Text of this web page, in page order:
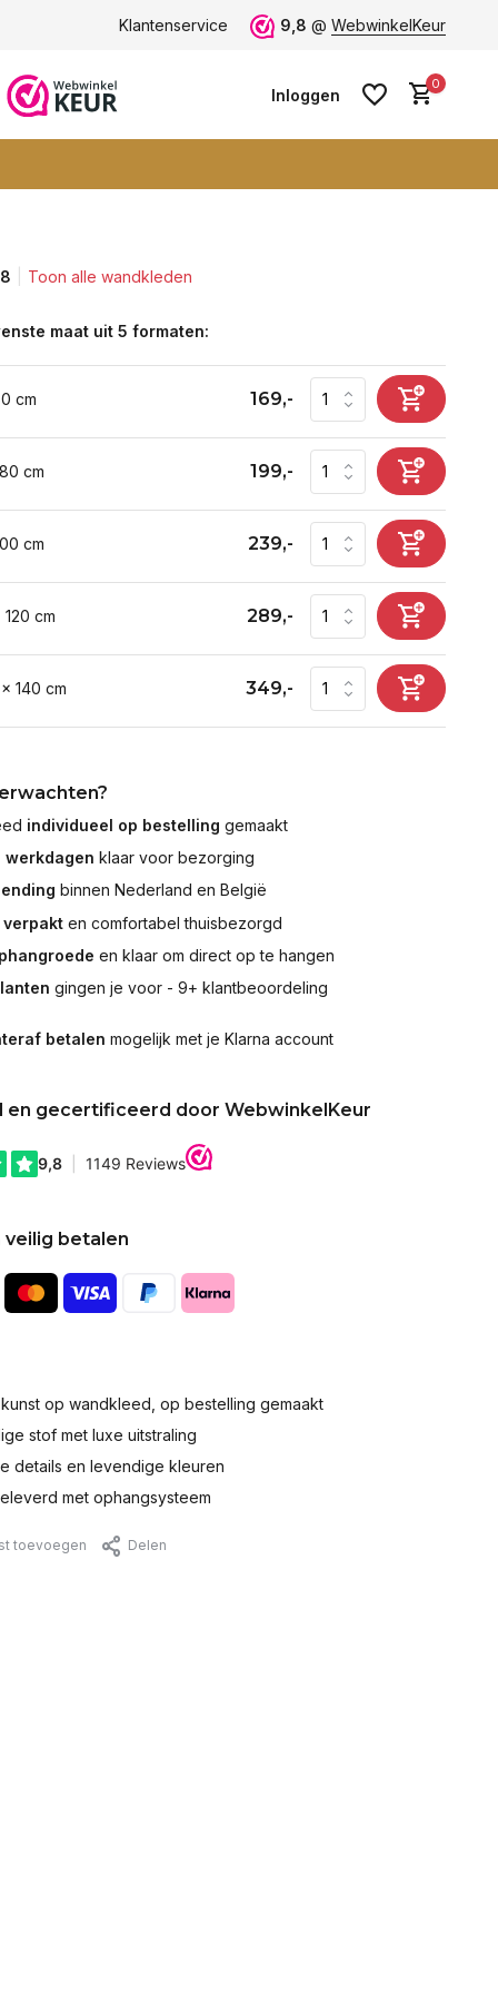
klantbeoordeling 9+ Grootste collectie -ruim 600+
Klantenservice 9,8 @ WebwinkelKeur
Inloggen
0
Toon alle wandkleden
maat uit 5 formaten:
cm 169,-
cm 199,-
cm 239,-
cm 289,-
140 cm 349,-
individueel op bestelling gemaakt
werkdagen klaar voor bezorging
binnen Nederland en België
en comfortabel thuisbezorgd
en klaar om direct op te hangen
gingen je voor - 9+ klantbeoordeling
betalen mogelijk met je Klarna account
en gecertificeerd door WebwinkelKeur
veilig betalen
op wandkleed, op bestelling gemaakt
stof met luxe uitstraling
details en levendige kleuren
met ophangsysteem
toevoegen Delen